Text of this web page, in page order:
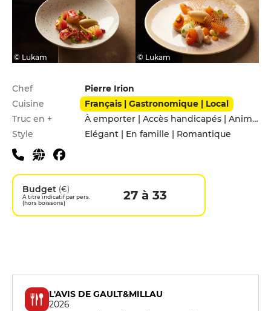
© Lukam © Lukam
Infos pratiques
Chef
Pierre Irion
Cuisine
Français | Gastronomique | Local
Truc en +
À emporter | Accès handicapés | Animaux acceptés | Menu enfants
Style
Elégant | En famille | Romantique
Budget (€)
A titre indicatif par pers.
(hors boissons)
27 à 33
L'AVIS DE GAULT&MILLAU
2026